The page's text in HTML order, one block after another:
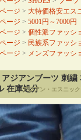
ージ > 大特価格安エス
ージ > 5001円～7000円
ージ > 個性派ファッシ
ージ > 民族系ファッシ
ージ > メンズファッシ
ジアンブーツ 刺
在庫処分アジアン・エスニッ